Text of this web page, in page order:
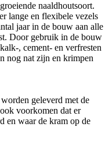
naaldhoutsoort.
lange en flexibele vezels
jaar in de bouw aan alle
Door gebruik in de bouw
, cement- en verfresten
nog nat zijn en krimpen
geleverd met de
voorkomen dat er
en waar de kram op de